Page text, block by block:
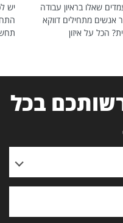
שאלו בראיון עבודה
אנשים מתחילים דווקא
הכל על איזון
יש
בכל